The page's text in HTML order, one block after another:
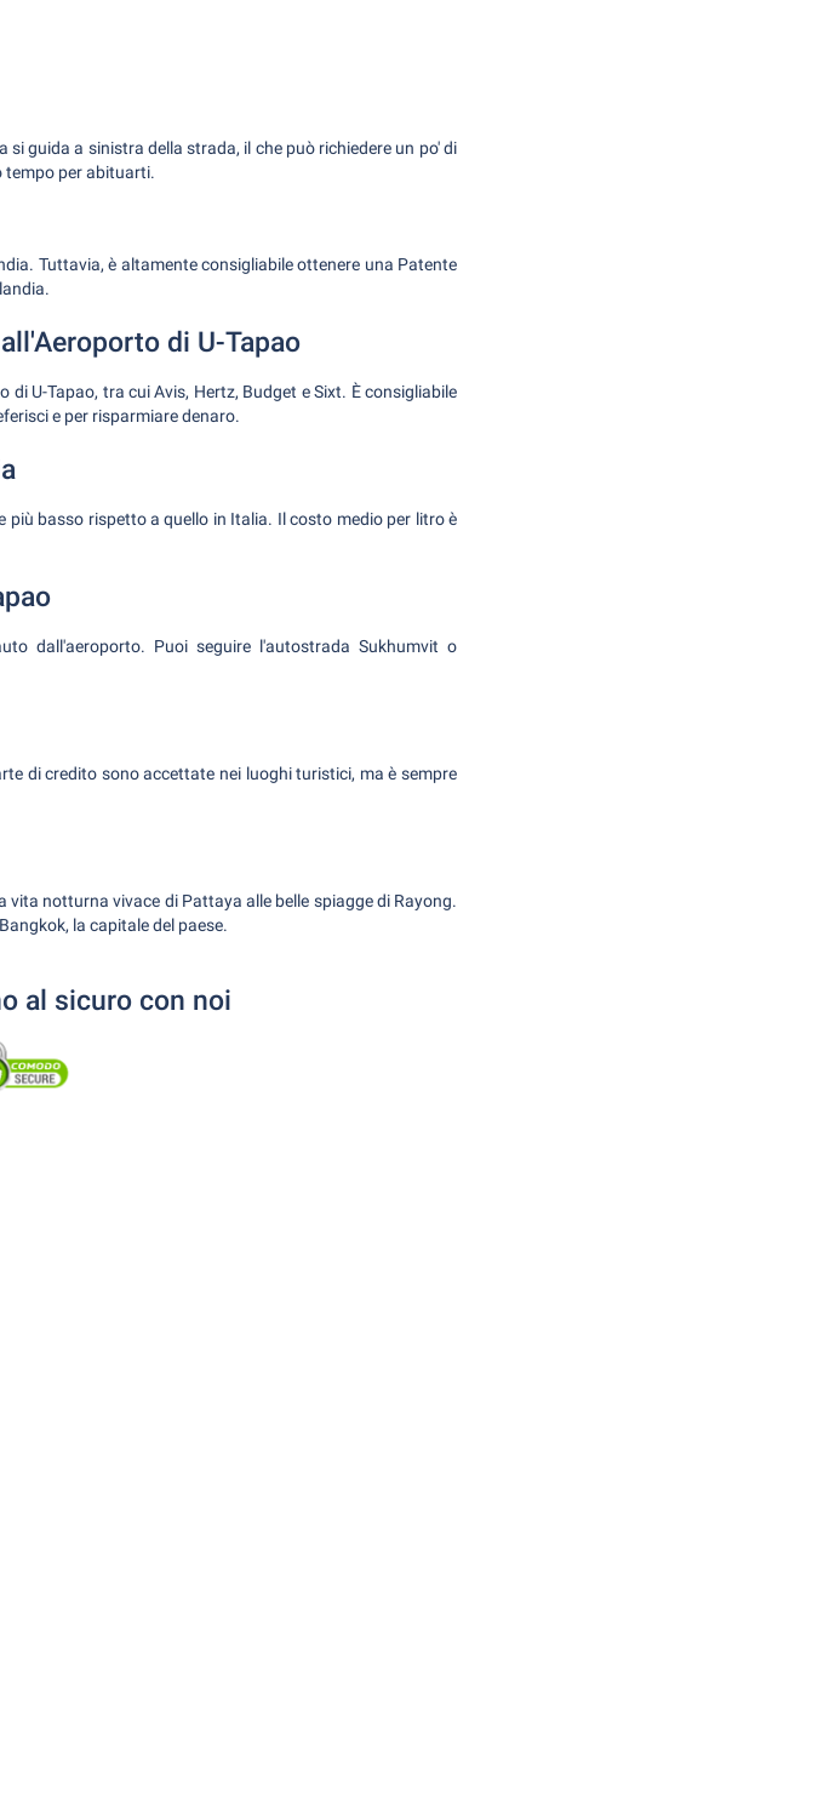
si guida a sinistra della strada, il che può richiedere un po' di
tempo per abituarti.
Tuttavia, è altamente consigliabile ottenere una Patente
di U-Tapao
U-Tapao, tra cui Avis, Hertz, Budget e Sixt. È consigliabile
e per risparmiare denaro.
basso rispetto a quello in Italia. Il costo medio per litro è
dall'aeroporto. Puoi seguire l'autostrada Sukhumvit o
di credito sono accettate nei luoghi turistici, ma è sempre
notturna vivace di Pattaya alle belle spiagge di Rayong.
la capitale del paese.
al sicuro con noi